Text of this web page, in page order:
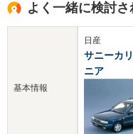
よく一緒に検討
基本情報
日産
サニーカ
ニア